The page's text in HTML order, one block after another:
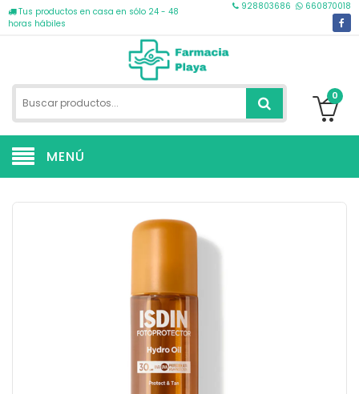
Tus productos en casa en sólo 24 - 48
horas hábiles
928803686 660870018
0
MENÚ